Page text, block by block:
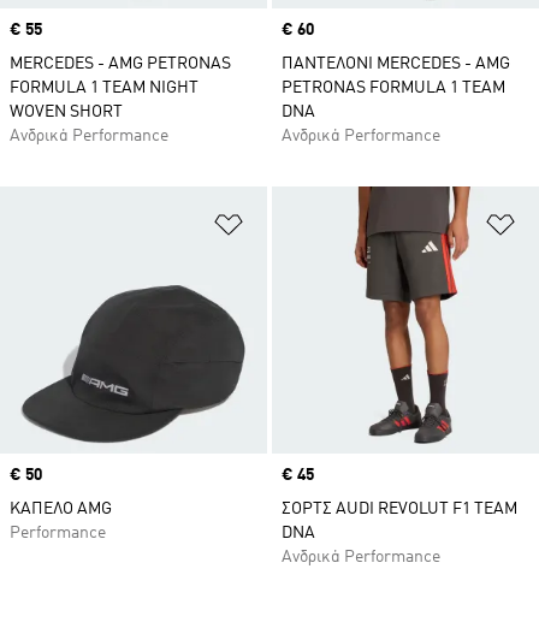
Price
€ 55
MERCEDES - AMG PETRONAS
FORMULA 1 TEAM NIGHT
WOVEN SHORT
Ανδρικά Performance
Price
€ 60
ΠΑΝΤΕΛΟΝΙ MERCEDES - AMG
PETRONAS FORMULA 1 TEAM
DNA
Ανδρικά Performance
Προσθήκη στη Λίστα Επιθυμιών
Price
€ 50
ΚΑΠΕΛΟ AMG
Performance
Price
€ 45
ΣΟΡΤΣ AUDI REVOLUT F1 TEAM
DNA
Ανδρικά Performance